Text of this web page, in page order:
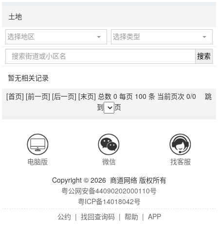
土地
选择地区 选择类型
搜索
暂无相关记录
[首页] [前一页] [后一页] [末页] 总数 0 每页 100 条 当前页次 0/0 跳
到
页
电脑版 微信
找客服
Copyright © 2026 商道网络 版权所有
粤公网安备44090202000110号
粤ICP备14018042号
公约 | 找回查询码 | 帮助 | APP